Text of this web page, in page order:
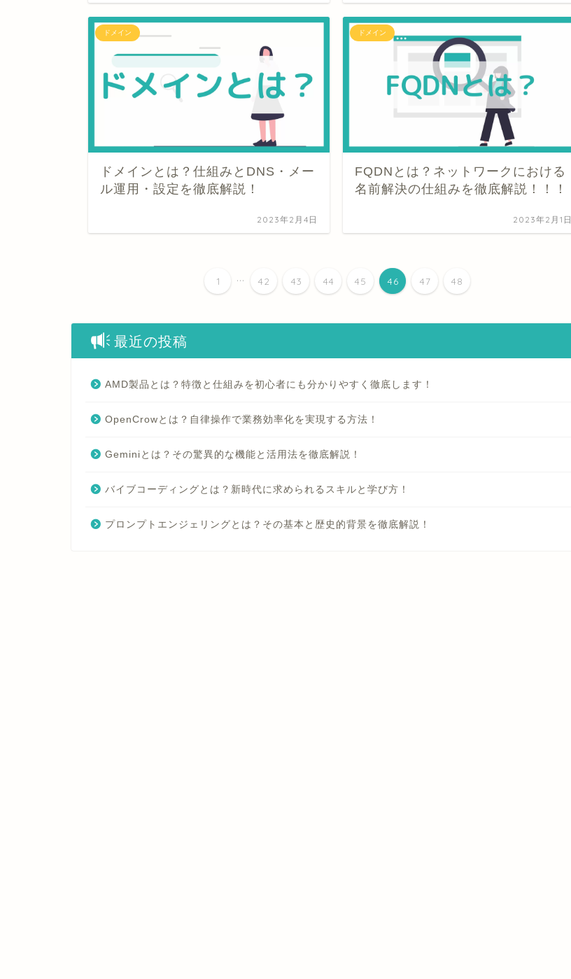
ドメイン
ドメインとは？仕組みとDNS・メー
ル運用・設定を徹底解説！
2023年2月4日
ドメイン
FQDNとは？ネットワークにおける
名前解決の仕組みを徹底解説！！！
2023年2月1日
1 ... 42 43 44 45 46 47 48
最近の投稿
AMD製品とは？特徴と仕組みを初心者にも分かりやすく徹底します！
OpenCrowとは？自律操作で業務効率化を実現する方法！
Geminiとは？その驚異的な機能と活用法を徹底解説！
バイブコーディングとは？新時代に求められるスキルと学び方！
プロンプトエンジェリングとは？その基本と歴史的背景を徹底解説！